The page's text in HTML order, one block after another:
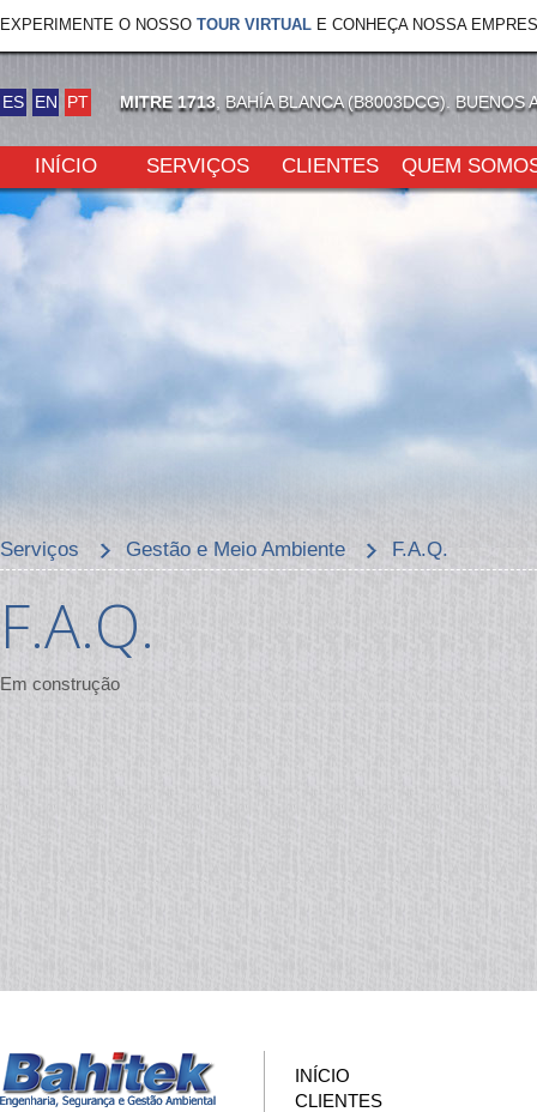
INÍCIO SERVIÇOS CLIENTES QUEM
Serviços Gestão e Meio Ambiente F.A.Q.
F.A.Q.
Em construção
INÍCIO
CLIENTES
ES EN PT MITRE 1713 , BAHÍA BLANCA (B8003DCG). BUENOS
EXPERIMENTE O NOSSO TOUR VIRTUAL E CONHEÇA NOSSA